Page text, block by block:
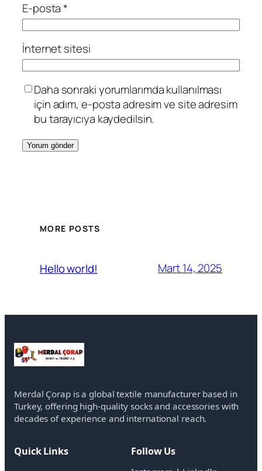
E-posta*
İnternet sitesi
Daha sonraki yorumlarımda kullanılması
için adım, e-posta adresim ve site adresim
bu tarayıcıya kaydedilsin.
MORE POSTS
Hello world! Mart 14, 2025
Merdal Çorap is a global textile manufacturer based in
Turkey, offering high-quality socks and accessories with
decades of experience and international reach.
Quick Links Follow Us